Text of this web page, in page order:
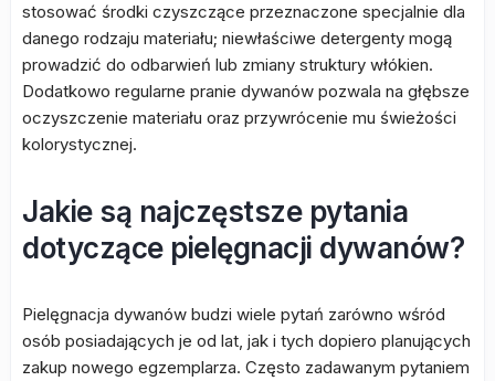
stosować środki czyszczące przeznaczone specjalnie dla
danego rodzaju materiału; niewłaściwe detergenty mogą
prowadzić do odbarwień lub zmiany struktury włókien.
Dodatkowo regularne pranie dywanów pozwala na głębsze
oczyszczenie materiału oraz przywrócenie mu świeżości
kolorystycznej.
Jakie są najczęstsze pytania
dotyczące pielęgnacji dywanów?
Pielęgnacja dywanów budzi wiele pytań zarówno wśród
osób posiadających je od lat, jak i tych dopiero planujących
zakup nowego egzemplarza. Często zadawanym pytaniem